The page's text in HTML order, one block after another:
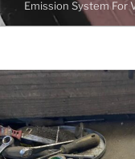
Emission System For